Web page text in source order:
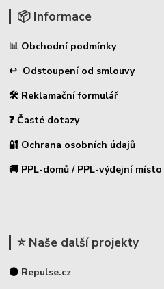
📦 Informace
📊 Obchodní podmínky
↩ Odstoupení od smlouvy
🛠 Reklamační formulář
❓ Časté dotazy
🔐 Ochrana osobních údajů
🚚 PPL-domů / PPL-výdejní místo
⭐ Naše další projekty
⚫ Repulse.cz